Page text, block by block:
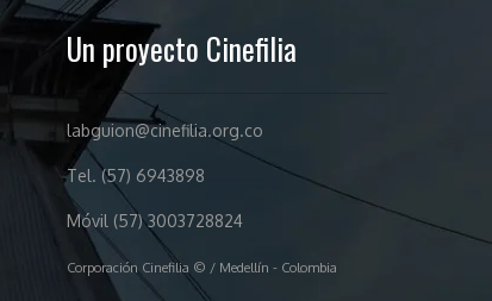
Un proyecto Cinefilia
labguion@cinefilia.org.co
Tel. (57) 6943898
Móvil (57) 3003728824
Corporación Cinefilia © / Medellín - Colombia